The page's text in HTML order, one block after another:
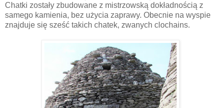
Chatki zostały zbudowane z mistrzowską dokładnością z
samego kamienia, bez użycia zaprawy. Obecnie na wyspie
znajduje się sześć takich chatek, zwanych clochains.